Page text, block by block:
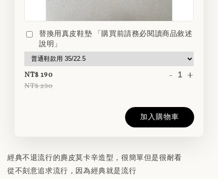
替換用真皮鞋墊 「購買前請務必閱讀商品敘述
說明」
NT$ 190
NT$ 230
- +
加入購物車
經典不退流行的麂皮莫卡辛造型，很簡單但是很耐看
從不刻意追求流行，因為經典就是流行